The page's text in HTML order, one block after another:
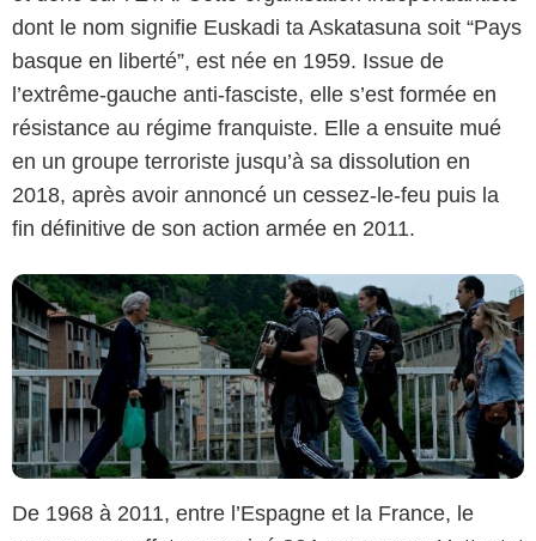
dont le nom signifie Euskadi ta Askatasuna soit “Pays
basque en liberté”, est née en 1959. Issue de
l’extrême-gauche anti-fasciste, elle s’est formée en
résistance au régime franquiste. Elle a ensuite mué
en un groupe terroriste jusqu’à sa dissolution en
2018, après avoir annoncé un cessez-le-feu puis la
fin définitive de son action armée en 2011.
De 1968 à 2011, entre l’Espagne et la France, le